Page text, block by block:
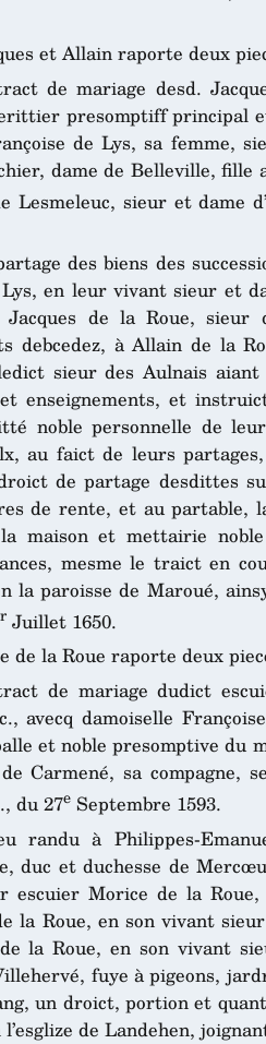
et Allain raporte deux
de mariage desd.
presomptiff principal
de Lys, sa femme,
dame de Belleville, fille
Lesmeleuc, sieur et dame
des biens des
en leur vivant sieur et
de la Roue,
debcedez, à Allain de la
sieur des Aulnais
enseignements, et
noble personnelle de
au faict de leurs
de partage desdittes
de rente, et au partable,
maison et mettairie
mesme le traict en
la paroisse de Maroué,
Juillet 1650.
de la Roue raporte deux
de mariage dudict
avecq damoiselle
et noble presomptive du
Carmené, sa compagne,
du 27e Septembre 1593.
randu à Philippes-
duc et duchesse de
escuier Morice de la
la Roue, en son vivant
de la Roue, en son vivant
fuye à pigeons,
un droict, portion et
de Landehen,